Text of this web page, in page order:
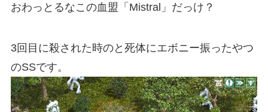
おわっとるなこの血盟「Mistral」だっけ？
3回目に殺された時のと死体にエボニー振ったやつ
のSSです。